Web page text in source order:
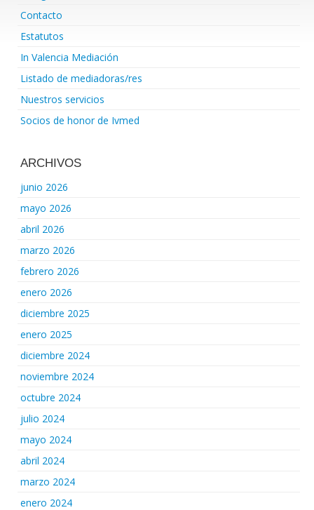
Contacto
Estatutos
In Valencia Mediación
Listado de mediadoras/res
Nuestros servicios
Socios de honor de Ivmed
ARCHIVOS
junio 2026
mayo 2026
abril 2026
marzo 2026
febrero 2026
enero 2026
diciembre 2025
enero 2025
diciembre 2024
noviembre 2024
octubre 2024
julio 2024
mayo 2024
abril 2024
marzo 2024
enero 2024